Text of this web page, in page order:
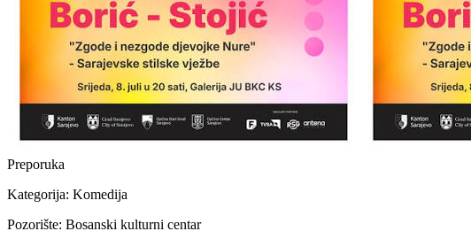
Preporuka
Kategorija: Komedija
Pozorište: Bosanski kulturni centar